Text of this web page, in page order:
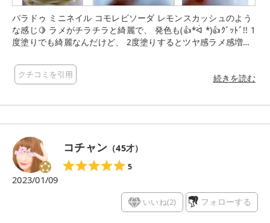
パラドゥ ミニネイル コモレビソーダ レモンスカッシュのよう
な感じ🍋 ラメがチラチラと綺麗で、 発色も(👍*ᐛ *)👍ｸﾞｯﾄﾞ!! 1
度塗りでも綺麗なんだけど、 2度塗りするとツヤ感ラメ感増し
パラドゥ #ミニネイル #コモレビソーダ #コンビニコスメ #ネ
イル #セルフネイル #ネイルポリッシュ
クチコミを引用 続きを読む
コチャン （45才）
5
2023/01/09
いいね(2) フォローする